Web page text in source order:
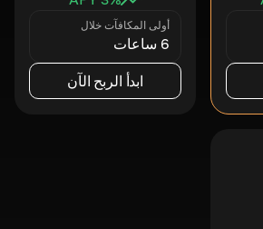
أولى المكافآت خلال
6 ساعات
ابدأ الربح الآن